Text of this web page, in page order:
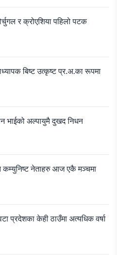
र क्रोएशिया पहिलो पटक
बिष्ट उत्कृष्ट प्र.अ.का रूपमा
भाईको अल्पायुमै दुखद निधन
नेताहरु आज एकै मञ्चमा
प्रदेशका केही ठाउँमा अत्यधिक वर्षा